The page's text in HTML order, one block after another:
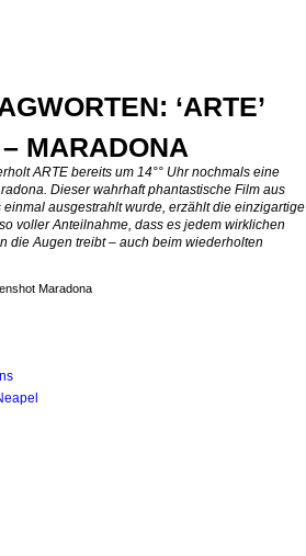
‘ARTE’
MARADONA
ARTE bereits um 14°° Uhr nochmals eine
Dieser wahrhaft phantastische Film aus
ausgestrahlt wurde, erzählt die einzigartige
voller Anteilnahme, dass es jedem wirklichen
die Augen treibt – auch beim wiederholten